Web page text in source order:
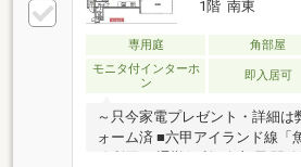
1階 南東
専用庭 角部屋
モニタ付インターホ
ン
即入居可
～只今家電プレゼント・詳細は
ォーム済 ■六甲アイランド線「
線利用可 通勤便利 ■角部屋 開